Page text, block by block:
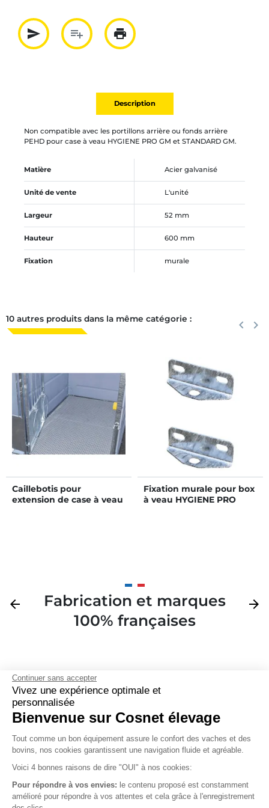
Continuer sans accepter
Vivez une expérience optimale et
personnalisée
Bienvenue sur Cosnet élevage
Tout comme un bon équipement assure le confort des vaches et des
bovins, nos cookies garantissent une navigation fluide et agréable.
Voici 4 bonnes raisons de dire "OUI" à nos cookies:
Pour répondre à vos envies: le contenu proposé est constamment
amélioré pour répondre à vos attentes et cela grâce à l'enregistrement
send
Partager par mail
playlist_add
Ajouter à la liste
print
Imprimer
Description
Non compatible avec les portillons arrière ou fonds arrière
PEHD pour case à veau HYGIENE PRO GM et STANDARD GM.
Matière Acier galvanisé
Unité de vente L'unité
Largeur 52 mm
Hauteur 600 mm
Fixation murale
10 autres produits dans la même catégorie : keyboard_arrow_left keyboard_arrow_right
Caillebotis pour
extension de case à veau
Fixation murale pour box
à veau HYGIENE PRO
Précédent
arrow_back
Fabrication et marques
100% françaises
arrow_forward